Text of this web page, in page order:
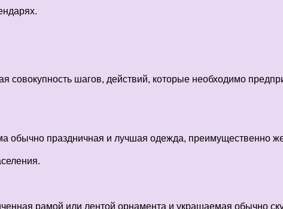
совокупность шагов, действий, которые необходимо
обычно праздничная и лучшая одежда, преимущественно
рамой или лентой орнамента и украшаемая обычно